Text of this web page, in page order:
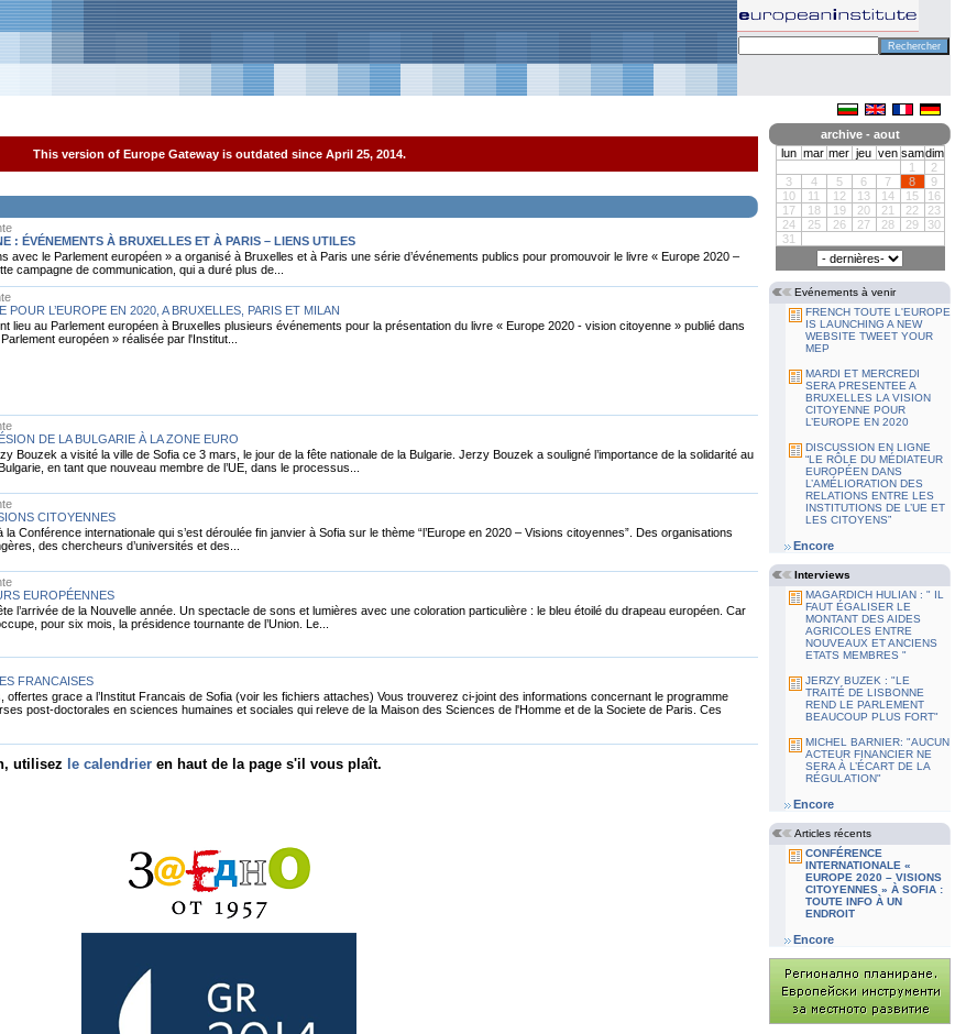
This version of Europe Gateway is outdated since April 25, 2014.
: ÉVÉNEMENTS À BRUXELLES ET À PARIS – LIENS UTILES
avec le Parlement européen » a organisé à Bruxelles et à Paris une série d’événements publics pour promouvoir le livre « Europe 2020 –
campagne de communication, qui a duré plus de...
POUR L’EUROPE EN 2020, A BRUXELLES, PARIS ET MILAN
lieu au Parlement européen à Bruxelles plusieurs événements pour la présentation du livre « Europe 2020 - vision citoyenne » publié dans
européen » réalisée par l'Institut...
DE LA BULGARIE À LA ZONE EURO
Bouzek a visité la ville de Sofia ce 3 mars, le jour de la fête nationale de la Bulgarie. Jerzy Bouzek a souligné l’importance de la solidarité au
en tant que nouveau membre de l’UE, dans le processus...
CITOYENNES
Conférence internationale qui s’est déroulée fin janvier à Sofia sur le thème “l’Europe en 2020 – Visions citoyennes”. Des organisations
des chercheurs d’universités et des...
EUROPÉENNES
l’arrivée de la Nouvelle année. Un spectacle de sons et lumières avec une coloration particulière : le bleu étoilé du drapeau européen. Car
pour six mois, la présidence tournante de l’Union. Le...
FRANCAISES
grace a l’Institut Francais de Sofia (voir les fichiers attaches) Vous trouverez ci-joint des informations concernant le programme
post-doctorales en sciences humaines et sociales qui releve de la Maison des Sciences de l'Homme et de la Societe de Paris. Ces
utilisez le calendrier en haut de la page s'il vous plaît.
archive - aout
lun mar mer jeu ven samdim
1
2
3
4 5 6 7 8
9
10
11 12 13 14 15
16
17
18 19 20 21 22
23
24
25 26 27 28 29
30
31
Evénements à venir
FRENCH TOUTE L'EUROPE
IS LAUNCHING A NEW
WEBSITE TWEET YOUR
MEP
MARDI ET MERCREDI
SERA PRESENTEE A
BRUXELLES LA VISION
CITOYENNE POUR
L’EUROPE EN 2020
DISCUSSION EN LIGNE
“LE RÔLE DU MÉDIATEUR
EUROPÉEN DANS
L’AMÉLIORATION DES
RELATIONS ENTRE LES
INSTITUTIONS DE L’UE ET
LES CITOYENS”
Encore
Interviews
MAGARDICH HULIAN : " IL
FAUT ÉGALISER LE
MONTANT DES AIDES
AGRICOLES ENTRE
NOUVEAUX ET ANCIENS
ETATS MEMBRES "
JERZY BUZEK : "LE
TRAITÉ DE LISBONNE
REND LE PARLEMENT
BEAUCOUP PLUS FORT"
MICHEL BARNIER: "AUCUN
ACTEUR FINANCIER NE
SERA À L’ÉCART DE LA
RÉGULATION"
Encore
Articles récents
CONFÉRENCE
INTERNATIONALE «
EUROPE 2020 – VISIONS
CITOYENNES » À SOFIA :
TOUTE INFO À UN
ENDROIT
Encore